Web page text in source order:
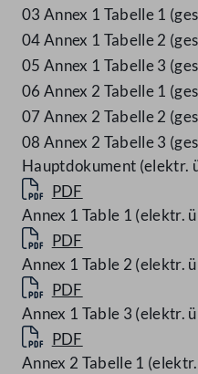
03 Annex 1 Tabelle 1
04 Annex 1 Tabelle 2
05 Annex 1 Tabelle 3
06 Annex 2 Tabelle 1
07 Annex 2 Tabelle 2
08 Annex 2 Tabelle 3
Hauptdokument (elektr.
PDF
Annex 1 Table 1 (elektr.
PDF
Annex 1 Table 2 (elektr.
PDF
Annex 1 Table 3 (elektr.
PDF
Annex 2 Tabelle 1